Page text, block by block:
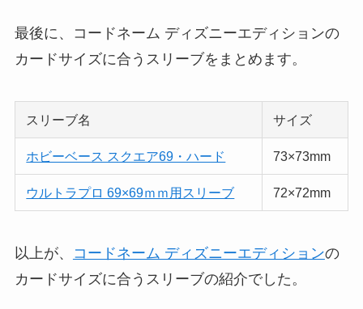
最後に、コードネーム ディズニーエディションの
カードサイズに合うスリーブをまとめます。
スリーブ名 サイズ
ホビーベース スクエア69・ハード 73×73mm
ウルトラプロ 69×69ｍｍ用スリーブ 72×72mm
以上が、 コードネーム ディズニーエディションの
カードサイズに合うスリーブの紹介でした。